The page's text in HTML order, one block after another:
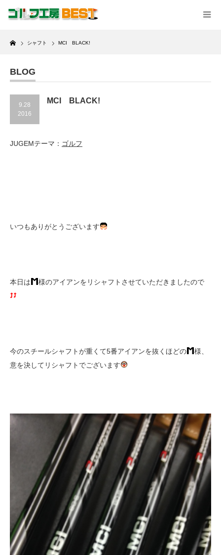
Home
シャフト MCI BLACK!
BLOG
9.28
2016
MCI BLACK!
JUGEMテーマ： ゴルフ
いつもありがとうございます
本日は 様のアイアンをリシャフトさせていただきましたので
今のスチールシャフトが重くて5番アイアンを抜くほどの
様、
意を決してリシャフトでございます